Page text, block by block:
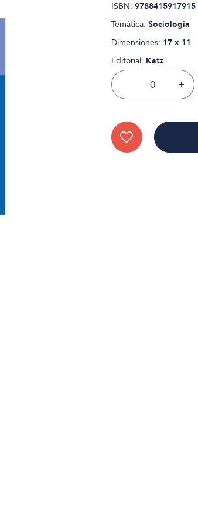
ISBN: 9788415917915
Temática: Sociologia
Dimensiones: 17 x 11
Editorial: Katz
- +